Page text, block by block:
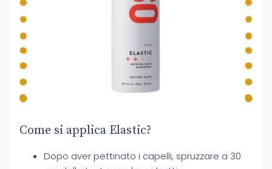
Come si applica Elastic?
Dopo aver pettinato i capelli, spruzzare a 30